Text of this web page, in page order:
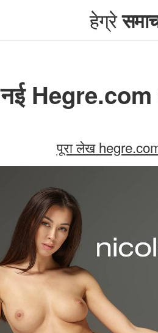
हेग्रे
नई Hegre.com
पूरा लेख